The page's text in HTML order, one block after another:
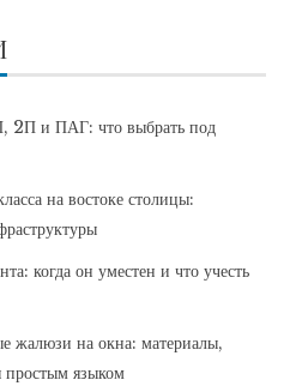
2П и ПАГ: что выбрать под
на востоке столицы:
когда он уместен и что учесть
жалюзи на окна: материалы,
простым языком